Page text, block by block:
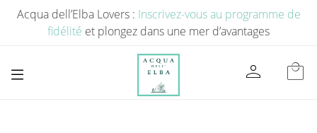
Acqua dell’Elba Lovers : Inscrivez-vous au programme de
fidélité et plongez dans une mer d’avantages
person local_mall